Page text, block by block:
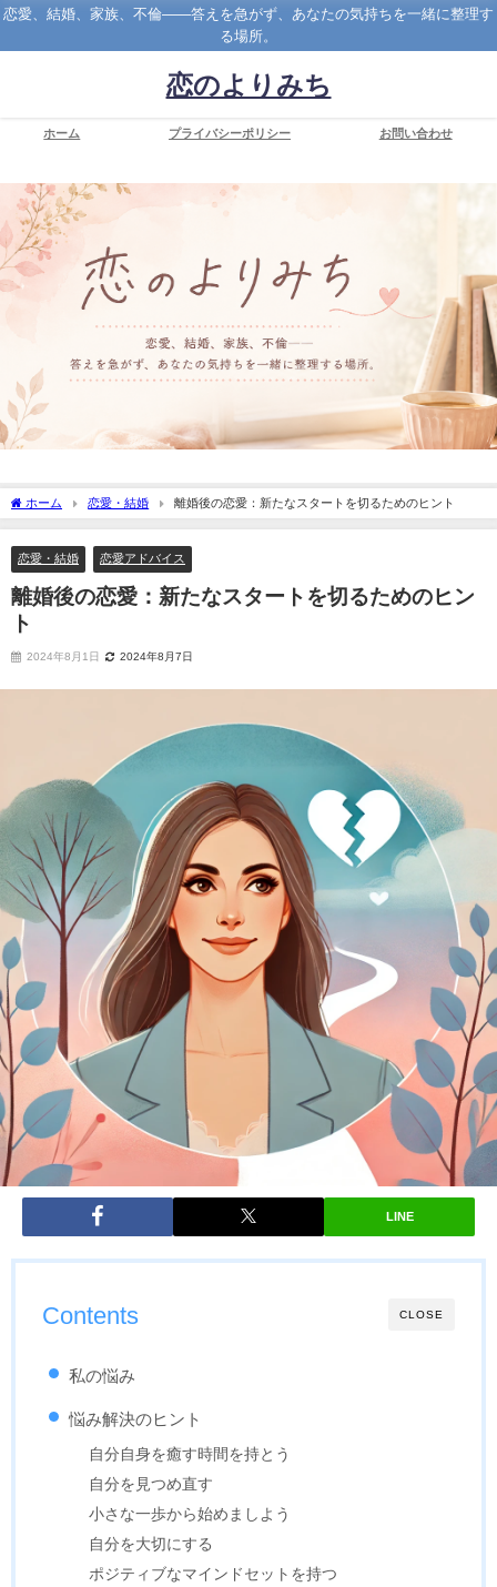
恋愛、結婚、家族、不倫――答えを急がず、あなたの気持ちを一緒に整理す
る場所。
恋のよりみち
ホーム プライバシーポリシー お問い合わせ
ホーム 恋愛・結婚 離婚後の恋愛：新たなスタートを切るためのヒント
恋愛・結婚 恋愛アドバイス
離婚後の恋愛：新たなスタートを切るためのヒン
ト
2024年8月1日 2024年8月7日
LINE
CLOSE
Contents
私の悩み
悩み解決のヒント
自分自身を癒す時間を持とう
自分を見つめ直す
小さな一歩から始めましよう
自分を大切にする
ポジティブなマインドセットを持つ